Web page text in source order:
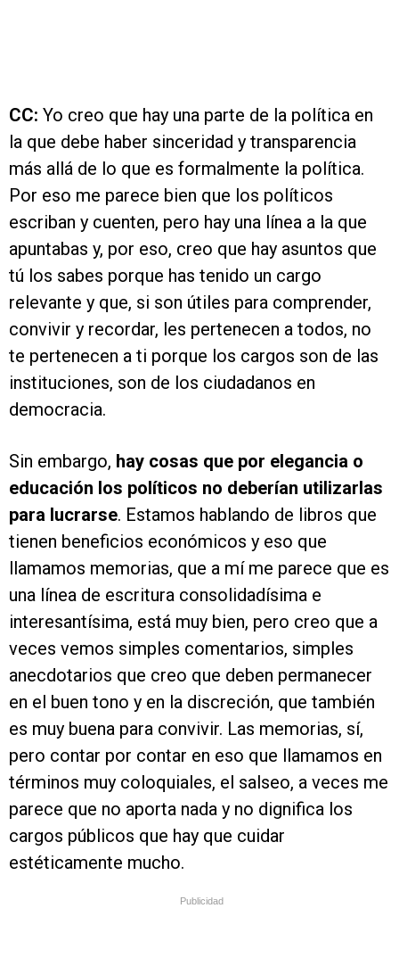
CC: Yo creo que hay una parte de la política en
la que debe haber sinceridad y transparencia
más allá de lo que es formalmente la política.
Por eso me parece bien que los políticos
escriban y cuenten, pero hay una línea a la que
apuntabas y, por eso, creo que hay asuntos que
tú los sabes porque has tenido un cargo
relevante y que, si son útiles para comprender,
convivir y recordar, les pertenecen a todos, no
te pertenecen a ti porque los cargos son de las
instituciones, son de los ciudadanos en
democracia.
Sin embargo, hay cosas que por elegancia o
educación los políticos no deberían utilizarlas
para lucrarse. Estamos hablando de libros que
tienen beneficios económicos y eso que
llamamos memorias, que a mí me parece que es
una línea de escritura consolidadísima e
interesantísima, está muy bien, pero creo que a
veces vemos simples comentarios, simples
anecdotarios que creo que deben permanecer
en el buen tono y en la discreción, que también
es muy buena para convivir. Las memorias, sí,
pero contar por contar en eso que llamamos en
términos muy coloquiales, el salseo, a veces me
parece que no aporta nada y no dignifica los
cargos públicos que hay que cuidar
estéticamente mucho.
Publicidad